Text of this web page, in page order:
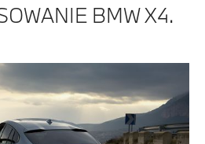
BMW X4.